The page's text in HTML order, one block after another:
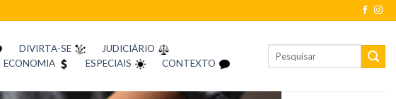
DIVIRTA-SE
JUDICIÁRIO
ECONOMIA ESPECIAIS CONTEXTO